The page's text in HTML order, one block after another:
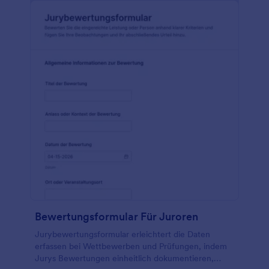
Bewertungsformular Für Juroren
Jurybewertungsformular erleichtert die Daten
erfassen bei Wettbewerben und Prüfungen, indem
Jurys Bewertungen einheitlich dokumentieren,